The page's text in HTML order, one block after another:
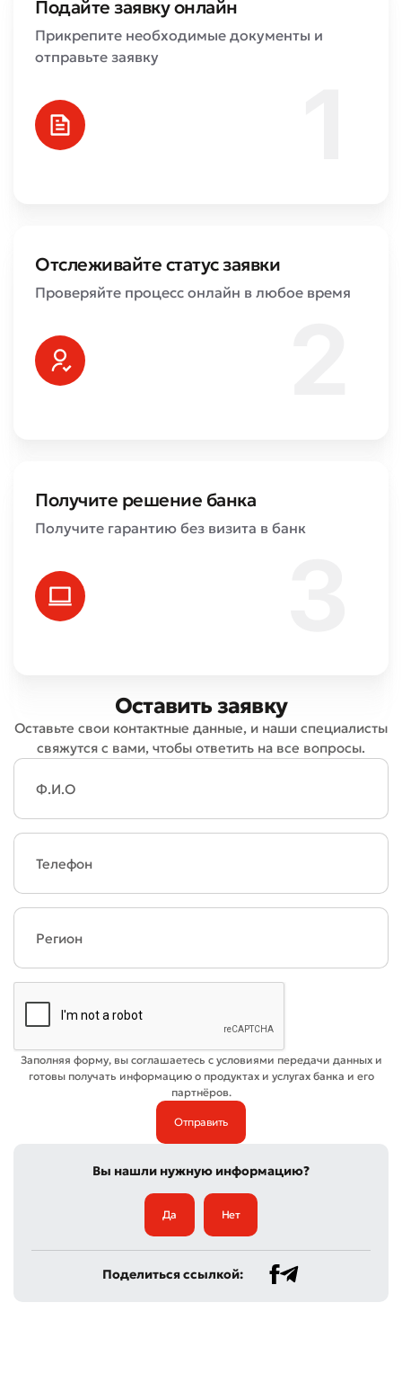
Отправить
Отправить
Подайте заявку онлайн
Прикрепите необходимые документы и
отправьте заявку
Отслеживайте статус заявки
Проверяйте процесс онлайн в любое время
Получите решение банка
Получите гарантию без визита в банк
Оставить заявку
Оставьте свои контактные данные, и наши специалисты
свяжутся с вами, чтобы ответить на все вопросы.
Заполняя форму, вы соглашаетесь с условиями передачи данных и
готовы получать информацию о продуктах и услугах банка и его
партнёров.
Вы нашли нужную информацию?
Да Нет
Поделиться ссылкой: